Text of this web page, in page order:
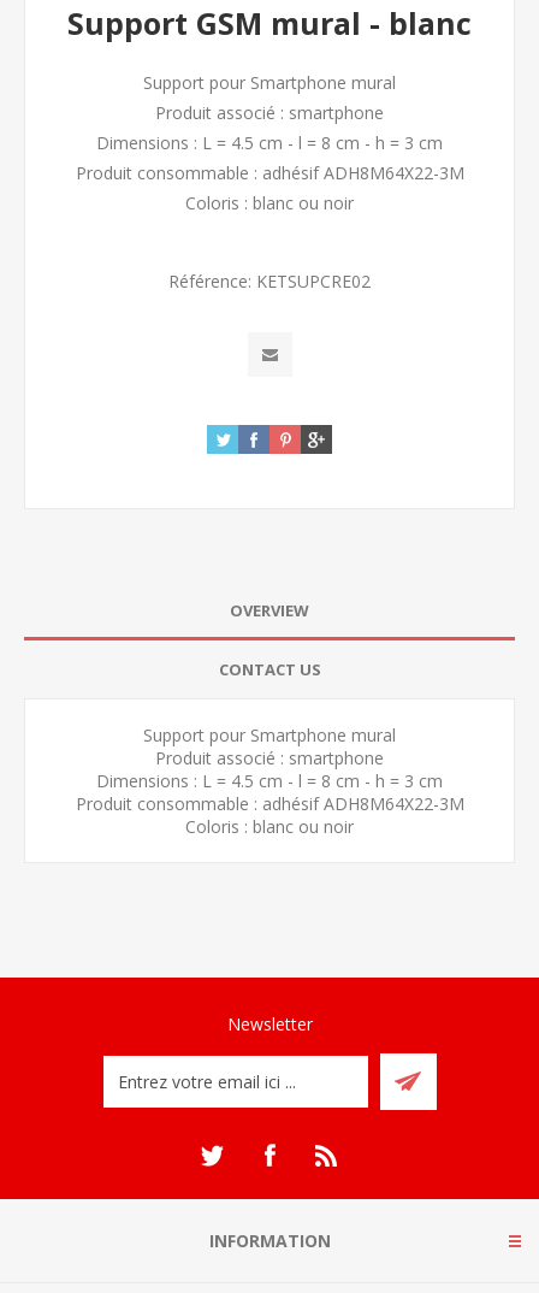
Support GSM mural - blanc
Support pour Smartphone mural
Produit associé : smartphone
Dimensions : L = 4.5 cm - l = 8 cm - h = 3 cm
Produit consommable : adhésif ADH8M64X22-3M
Coloris : blanc ou noir
Référence: KETSUPCRE02
OVERVIEW
CONTACT US
Support pour Smartphone mural
Produit associé : smartphone
Dimensions : L = 4.5 cm - l = 8 cm - h = 3 cm
Produit consommable : adhésif ADH8M64X22-3M
Coloris : blanc ou noir
Newsletter
INFORMATION